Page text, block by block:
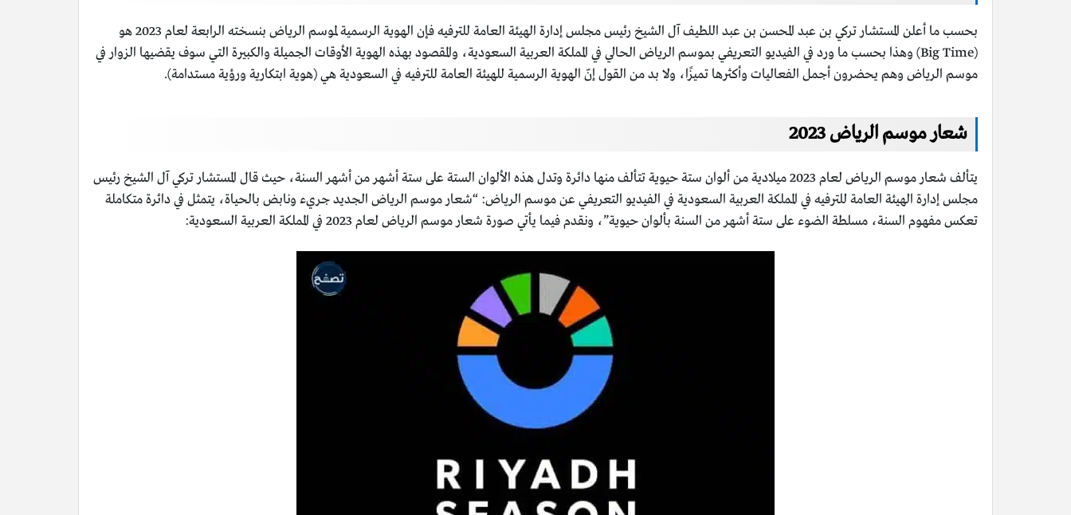
بحسب ما أعلن المستشار تركي بن عبد المحسن بن عبد اللطيف آل الشيخ رئيس مجلس إدارة الهيئة العامة للترفيه فإن الهوية الرسمية لموسم الرياض بنسخته الرابعة لعام 2023 هو
(Big Time) وهذا بحسب ما ورد في الفيديو التعريفي بموسم الرياض الحالي في المملكة العربية السعودية، والمقصود بهذه الهوية الأوقات الجميلة والكبيرة التي سوف يقضيها الزوار في
موسم الرياض وهم يحضرون أجمل الفعاليات وأكثرها تميزًا، ولا بد من القول إنّ الهوية الرسمية للهيئة العامة للترفيه في السعودية هي (هوية ابتكارية ورؤية مستدامة).
شعار موسم الرياض 2023
يتألف شعار موسم الرياض لعام 2023 ميلادية من ألوان ستة حيوية تتألف منها دائرة وتدل هذه الألوان الستة على ستة أشهر من أشهر السنة، حيث قال المستشار تركي آل الشيخ رئيس
مجلس إدارة الهيئة العامة للترفيه في المملكة العربية السعودية في الفيديو التعريفي عن موسم الرياض: “شعار موسم الرياض الجديد جريء ونابض بالحياة، يتمثل في دائرة متكاملة
تعكس مفهوم السنة، مسلطة الضوء على ستة أشهر من السنة بألوان حيوية”، ونقدم فيما يأتي صورة شعار موسم الرياض لعام 2023 في المملكة العربية السعودية: